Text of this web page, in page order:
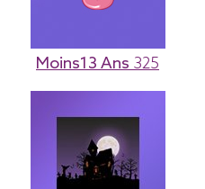
Moins13 Ans 325